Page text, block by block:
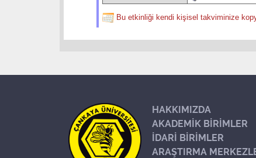
Bu etkinliği kendi kişisel takviminize
HAKKIMIZDA
AKADEMİK BİRİMLER
İDARİ BİRİMLER
ARAŞTIRMA